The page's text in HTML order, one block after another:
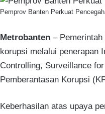
Pemprov Banten Perkuat
Metrobanten –
korupsi melalui penerapan
Controlling, Surveillance
Pemberantasan Korupsi
Keberhasilan atas upaya